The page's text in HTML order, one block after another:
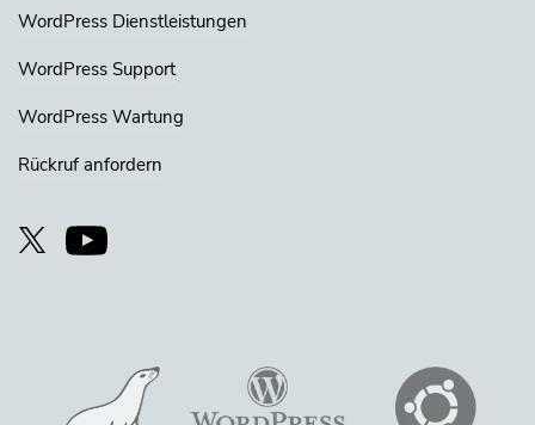
WordPress Dienstleistungen
WordPress Support
WordPress Wartung
Rückruf anfordern